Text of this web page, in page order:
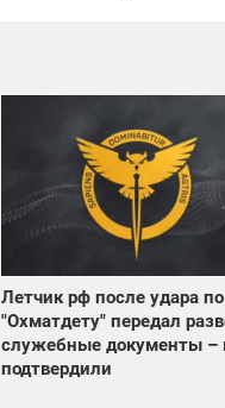
Летчик рф после удара по
"Охматдету" передал
служебные документы –
подтвердили